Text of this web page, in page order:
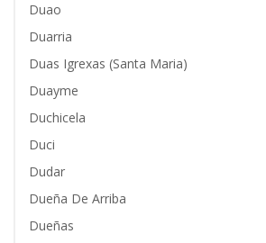
Duao
Duarria
Duas Igrexas (Santa Maria)
Duayme
Duchicela
Duci
Dudar
Dueña De Arriba
Dueñas